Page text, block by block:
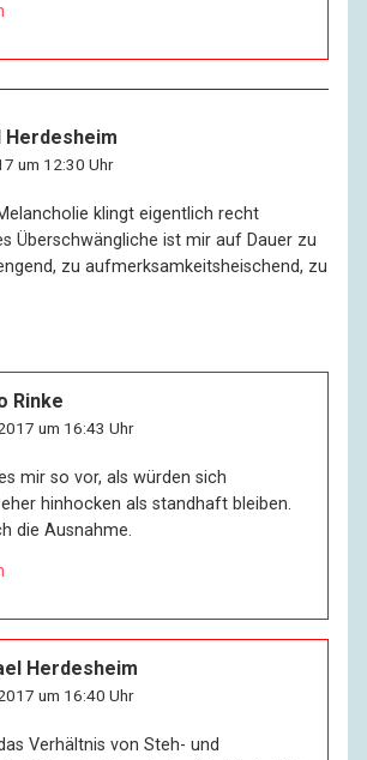
Herdesheim
um 12:30 Uhr
klingt eigentlich recht
Überschwängliche ist mir auf Dauer zu
zu aufmerksamkeitsheischend, zu
Rinke
um 16:43 Uhr
mir so vor, als würden sich
hinhocken als standhaft bleiben.
die Ausnahme.
Herdesheim
um 16:40 Uhr
Verhältnis von Steh- und